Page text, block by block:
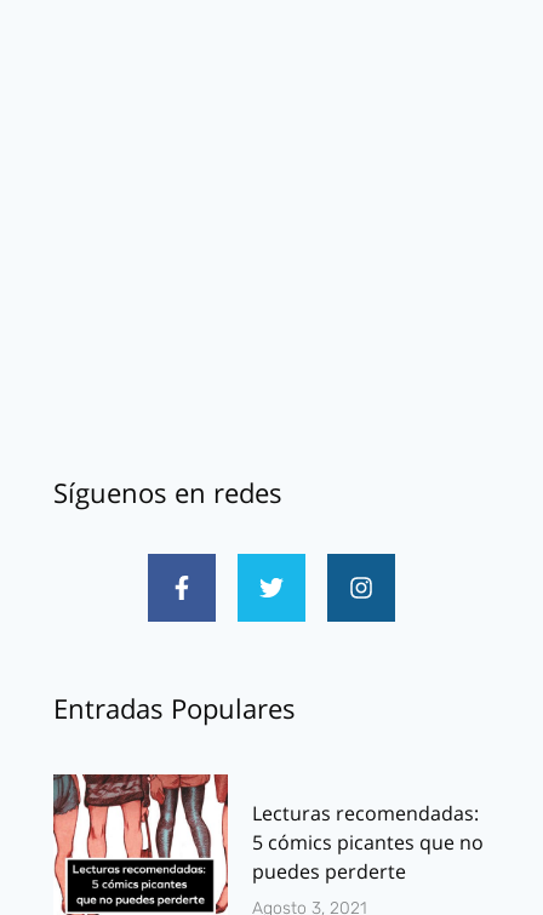
Síguenos en redes
Entradas Populares
Lecturas recomendadas:
5 cómics picantes que no
puedes perderte
Agosto 3, 2021